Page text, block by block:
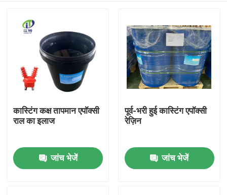
कास्टिंग कक्ष तापमान एपॉक्सी
राल का इलाज
जांच भेजें
पूर्व-भरी हुई कास्टिंग एपॉक्सी
रेज़िन
जांच भेजें